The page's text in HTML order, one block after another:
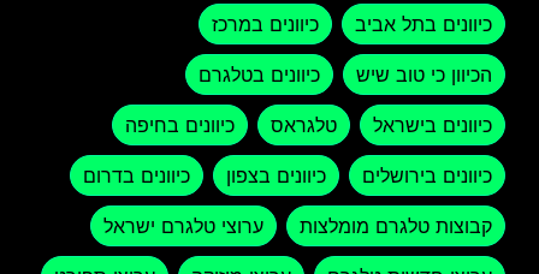
כיוונים בתל אביב
כיוונים במרכז
הכיוון כי טוב שיש כיוונים בטלגרם
כיוונים בישראל טלגראס כיוונים בחיפה
כיוונים בירושלים כיוונים בצפון כיוונים בדרום
קבוצות טלגרם מומלצות ערוצי טלגרם ישראל